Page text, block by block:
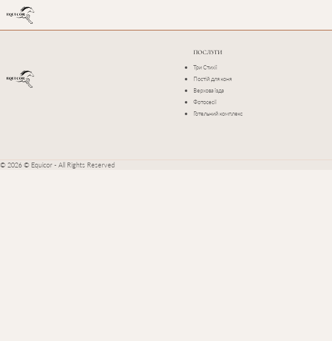
ПОСЛУГИ
Три Стихії
Постій для коня
Верхова їзда
Фотосесії
Готельний комплекс
© 2026 © Equicor - All Rights Reserved